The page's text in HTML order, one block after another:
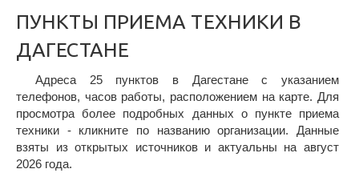
ПУНКТЫ ПРИЕМА ТЕХНИКИ В
ДАГЕСТАНЕ
Адреса 25 пунктов в Дагестане c указанием
телефонов, часов работы, расположением на карте. Для
просмотра более подробных данных о пункте приема
техники - кликните по названию организации. Данные
взяты из открытых источников и актуальны на август
2026 года.